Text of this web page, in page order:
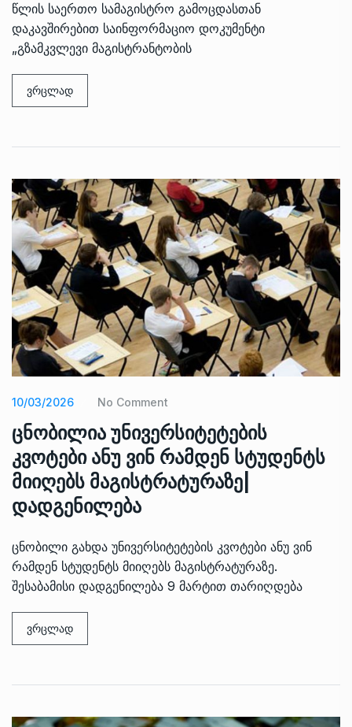
წლის საერთო სამაგისტრო გამოცდასთან
დაკავშირებით საინფორმაციო დოკუმენტი
„გზამკვლევი მაგისტრანტობის
ვრცლად
10/03/2026 No Comment
ცნობილია უნივერსიტეტების
კვოტები ანუ ვინ რამდენ სტუდენტს
მიიღებს მაგისტრატურაზე|
დადგენილება
ცნობილი გახდა უნივერსიტეტების კვოტები ანუ ვინ
რამდენ სტუდენტს მიიღებს მაგისტრატურაზე.
შესაბამისი დადგენილება 9 მარტით თარიღდება
ვრცლად